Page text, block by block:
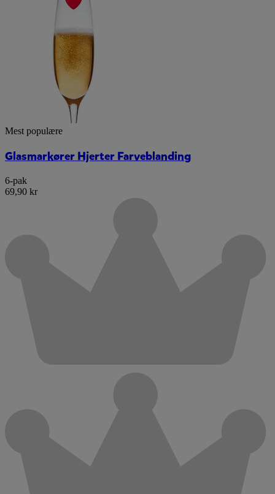
Mest populære
Glasmarkører Hjerter Farveblanding
6-pak
69,90 kr